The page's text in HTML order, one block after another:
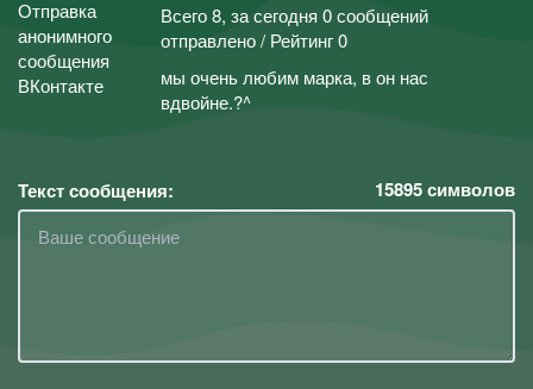
Всего 8, за сегодня 0 сообщений
отправлено / Рейтинг 0
мы очень любим марка, в он нас
вдвойне.?^
Текст сообщения: 15895символов